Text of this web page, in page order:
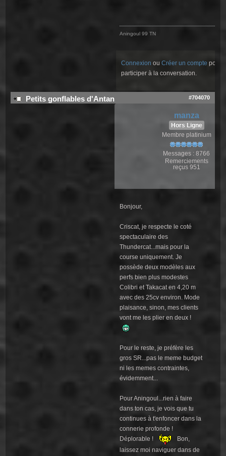
Aningoul 99 TN
Connexion ouCréer un compte pour
participer à la conversation.
Petits gonflables d'Antan #704070
manza
Hors Ligne
Membre platinium
Messages : 8766
Remerciements
reçus 951
Bonjour,
Criscat, je respecte le coté
spectaculaire des
Thundercat...mais pour la
course uniquement. Je
possède deux modèles aux
perfs bien plus modestes
Colibri et Takacat en 4,20 m
avec des 25cv environ. Mode
plaisance, sinon, mes clients
vont me les plier en deux !
Pour le reste, je préfère les
gros SR...pas le meme budget
ni les memes contraintes,
évidemment...
Pour Aningoul...rien à faire
dans ton cas, je vois que tu
continues à t'enfoncer dans la
connerie profonde !
Déplorable !
Bon,
laissez moi naviguer dans de